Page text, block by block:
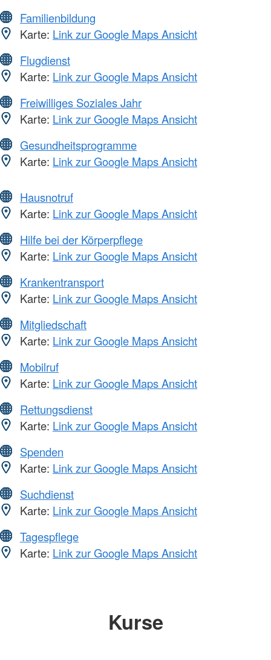
Familienbildung
Karte: Link zur Google Maps Ansicht
Flugdienst
Karte: Link zur Google Maps Ansicht
Freiwilliges Soziales Jahr
Karte: Link zur Google Maps Ansicht
Gesundheitsprogramme
Karte: Link zur Google Maps Ansicht
Hausnotruf
Karte: Link zur Google Maps Ansicht
Hilfe bei der Körperpflege
Karte: Link zur Google Maps Ansicht
Krankentransport
Karte: Link zur Google Maps Ansicht
Mitgliedschaft
Karte: Link zur Google Maps Ansicht
Mobilruf
Karte: Link zur Google Maps Ansicht
Rettungsdienst
Karte: Link zur Google Maps Ansicht
Spenden
Karte: Link zur Google Maps Ansicht
Suchdienst
Karte: Link zur Google Maps Ansicht
Tagespflege
Karte: Link zur Google Maps Ansicht
Kurse